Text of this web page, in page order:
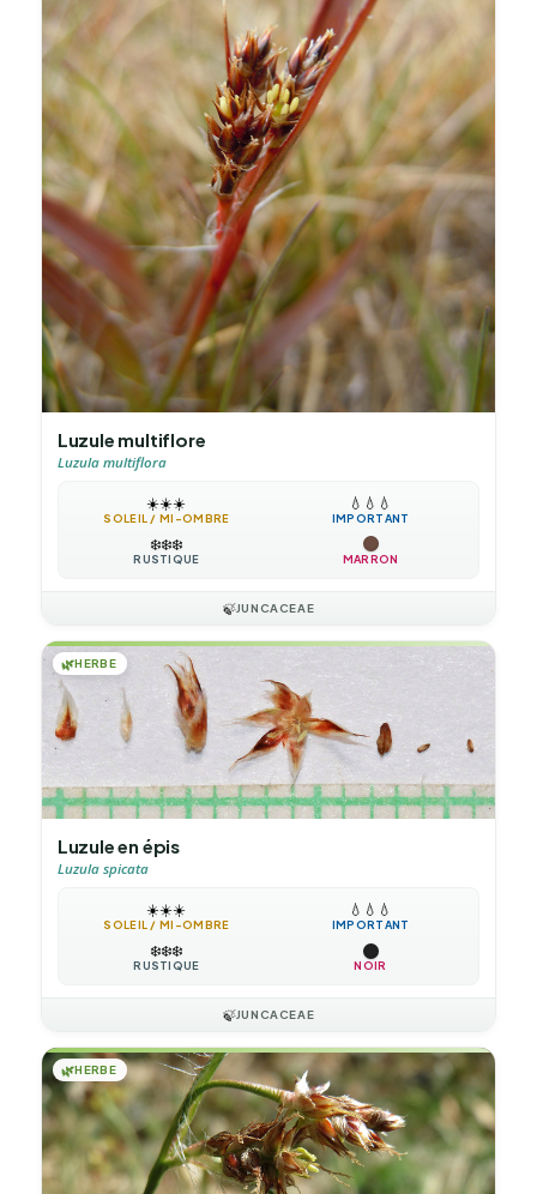
Luzule multiflore
Luzula multiflora
☀️☀️☀️
SOLEIL / MI-OMBRE
💧 💧 💧
IMPORTANT
❄️❄️❄️
RUSTIQUE MARRON
🍃JUNCACEAE
🌿HERBE
Luzule en épis
Luzula spicata
☀️☀️☀️
SOLEIL / MI-OMBRE
💧 💧 💧
IMPORTANT
❄️❄️❄️
RUSTIQUE NOIR
🍃JUNCACEAE
🌿HERBE